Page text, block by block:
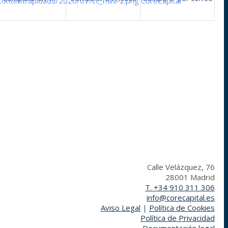
Calle Velázquez, 76
28001 Madrid
T. +34 910 311 306
info@corecapital.es
Aviso Legal | Política de Cookies
Política de Privacidad